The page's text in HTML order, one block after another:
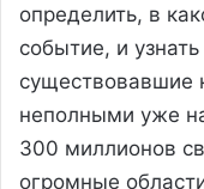
определить, в
событие, и
существовавшие
неполными уже
300 миллионов
огромные